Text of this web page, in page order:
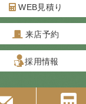
WEB見積り
来店予約
採用情報